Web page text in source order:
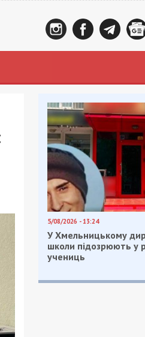
5/08/2026 - 13:24
У Хмельницькому
школи підозрюють у
учениць